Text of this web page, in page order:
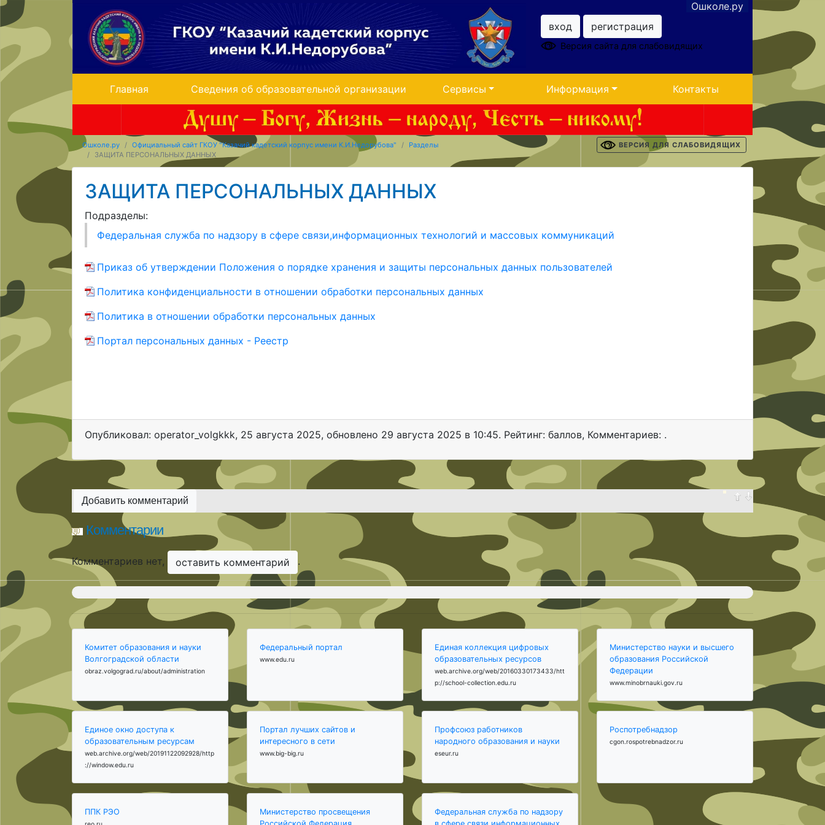
Ошколе.ру
вход
регистрация
Версия сайта для слабовидящих
Главная Сведения об образовательной организации Сервисы Информация Контакты
Ошколе.ру Официальный сайт ГКОУ "Казачий кадетский корпус имени К.И.Недорубова"
Разделы
ЗАЩИТА ПЕРСОНАЛЬНЫХ ДАННЫХ
ВЕРСИЯ ДЛЯ СЛАБОВИДЯЩИХ
ЗАЩИТА ПЕРСОНАЛЬНЫХ ДАННЫХ
Подразделы:
Федеральная служба по надзору в сфере связи,информационных технологий и массовых коммуникаций
Приказ об утверждении Положения о порядке хранения и защиты персональных данных пользователей
Политика конфиденциальности в отношении обработки персональных данных
Политика в отношении обработки персональных данных
Портал персональных данных - Реестр
Опубликовал: operator_volgkkk, 25 августа 2025, обновлено 29 августа 2025 в 10:45. Рейтинг: баллов, Комментариев: .
Добавить комментарий
Комментарии
Комментариев нет, оставить комментарий .
Комитет образования и науки
Волгоградской области
obraz.volgograd.ru/about/administration
Федеральный портал
www.edu.ru
Единая коллекция цифровых
образовательных ресурсов
web.archive.org/web/20160330173433/htt
p://school-collection.edu.ru
Министерство науки и высшего
образования Российской
Федерации
www.minobrnauki.gov.ru
Единое окно доступа к
образовательным ресурсам
web.archive.org/web/20191122092928/http
://window.edu.ru
Портал лучших сайтов и
интересного в сети
www.big-big.ru
Профсоюз работников
народного образования и науки
eseur.ru
Роспотребнадзор
cgon.rospotrebnadzor.ru
ППК РЭО
Министерство просвещения
Федеральная служба по надзору